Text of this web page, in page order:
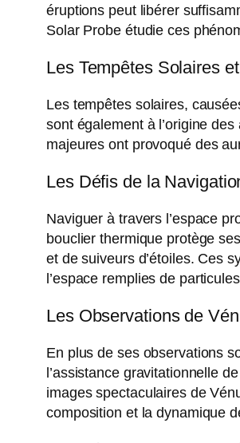
éruptions peut libérer
Solar Probe étudie ces
Les Tempêtes Solaires
Les tempêtes solaires,
sont également à l’origine
majeures ont provoqué des
Les Défis de la
Naviguer à travers l’espace
bouclier thermique protège
et de suiveurs d’étoiles. Ces
l’espace remplies de
Les Observations de
En plus de ses observations
l’assistance gravitationnelle
images spectaculaires de
composition et la dynamique